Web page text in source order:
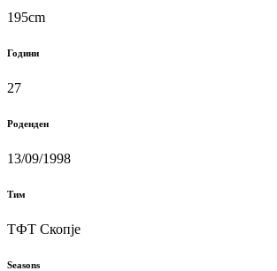
195cm
Години
27
Роденден
13/09/1998
Тим
ТФТ Скопје
Seasons